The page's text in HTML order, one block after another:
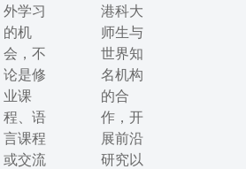
外学习
的机
会，不
论是修
业课
程、语
言课程
或交流
港科大
师生与
世界知
名机构
的合
作，开
展前沿
研究以